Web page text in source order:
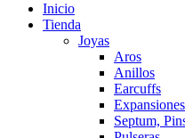
Inicio
Tienda
Joyas
Aros
Anillos
Earcuffs
Expansiones
Septum,